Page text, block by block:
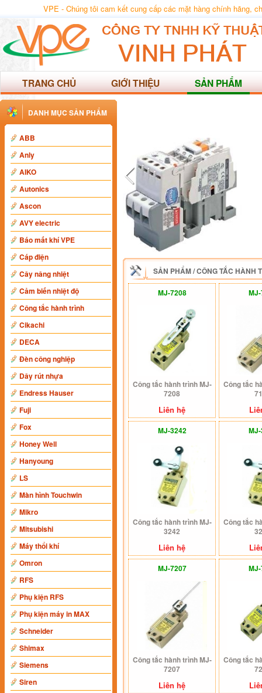
VPE - Chúng tôi cam kết cung cấp các mặt hàng chính hãng,
TRANG CHỦ GIỚI THIỆU SẢN PHẨM
DANH MỤC SẢN PHẨM
ABB
Anly
AIKO
Autonics
Ascon
AVY electric
Báo mất khí VPE
Cáp điện
Cây nâng nhiệt
Cảm biến nhiệt độ
Công tắc hành trình
Cikachi
DECA
Đèn công nghiệp
Dây rút nhựa
Endress Hauser
Fuji
Fox
Honey Well
Hanyoung
LS
Màn hình Touchwin
Mikro
Mitsubishi
Máy thổi khí
Omron
RFS
Phụ kiện RFS
Phụ kiện máy in MAX
Schneider
Shimax
Siemens
Siren
SẢN PHẨM/CÔNG TẮC HÀNH
MJ-7208
Công tắc hành trình MJ-
7208
Liên hệ
Công tắc
MJ-3242
Công tắc hành trình MJ-
3242
Liên hệ
Công tắc
MJ-7207
Công tắc hành trình MJ-
7207
Liên hệ
Công tắc